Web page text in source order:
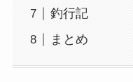
釣行記
まとめ